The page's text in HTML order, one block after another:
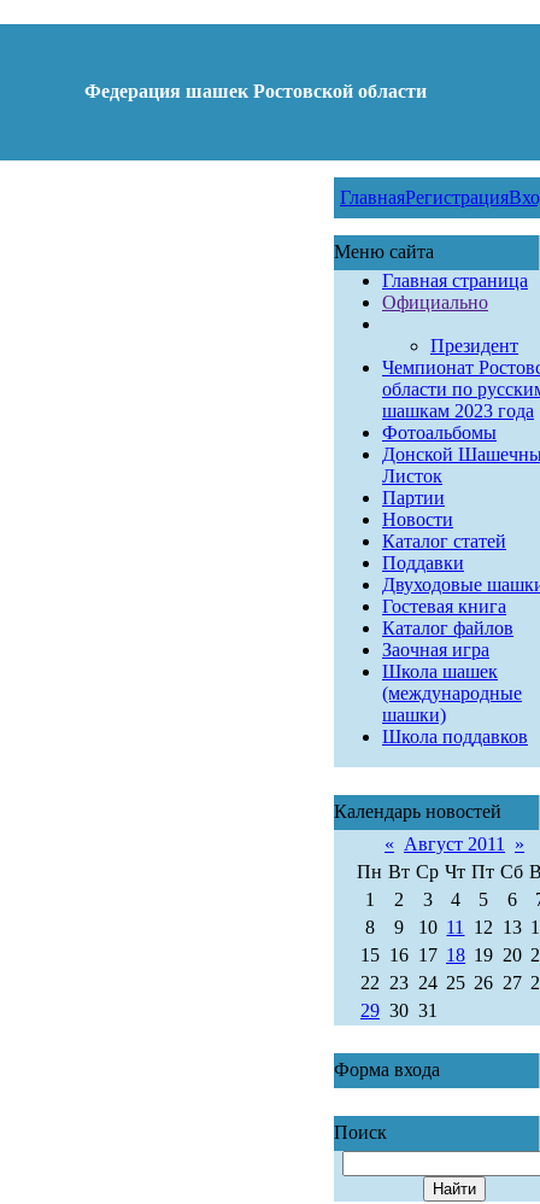
Федерация шашек Ростовской области
ГлавнаяРегистрация
Меню сайта
Главная страница
Официально
Президент
Чемпионат
области по
шашкам 2023 года
Фотоальбомы
Донской
Листок
Партии
Новости
Каталог статей
Поддавки
Двуходовые
Гостевая книга
Каталог файлов
Заочная игра
Школа шашек
(международные
шашки)
Школа поддавков
Календарь новостей
« Август 2011
»
Пн Вт Ср Чт Пт Сб
1
2 3 4 5 6
8
9 10 11 12 13
15 16 17 18 19 20
22 23 24 25 26 27
29 30 31
Форма входа
Поиск